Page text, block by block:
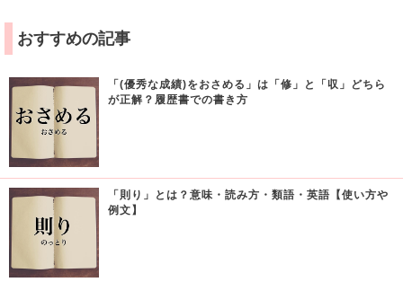
おすすめの記事
「(優秀な成績)をおさめる」は「修」と「収」どちら
が正解？履歴書での書き方
「則り」とは？意味・読み方・類語・英語【使い方や
例文】